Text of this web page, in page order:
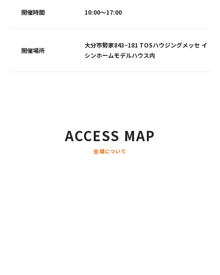
開催時間 10:00～17:00
開催場所
大分市勢家843−181 TOSハウジングメッセ イ
シンホームモデルハウス内
ACCESS MAP
会場について